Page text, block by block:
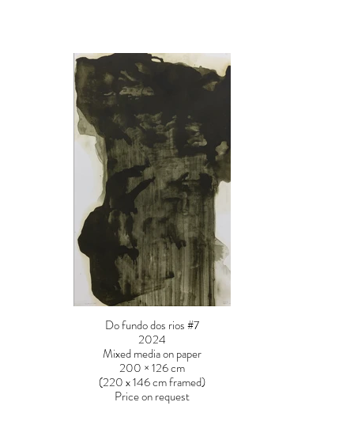
Do fundo dos rios #7
2024
Mixed media on paper
200 × 126 cm
(220 x 146 cm framed)
Price on request